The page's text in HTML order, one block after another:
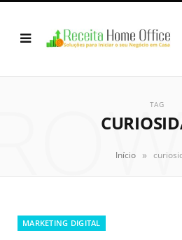
TAG
Início »
MARKETING DIGITAL